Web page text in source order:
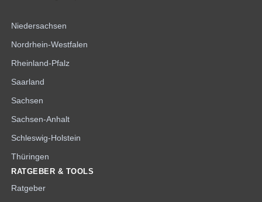
Niedersachsen
Nordrhein-Westfalen
Rheinland-Pfalz
Saarland
Sachsen
Sachsen-Anhalt
Schleswig-Holstein
Thüringen
RATGEBER & TOOLS
Ratgeber